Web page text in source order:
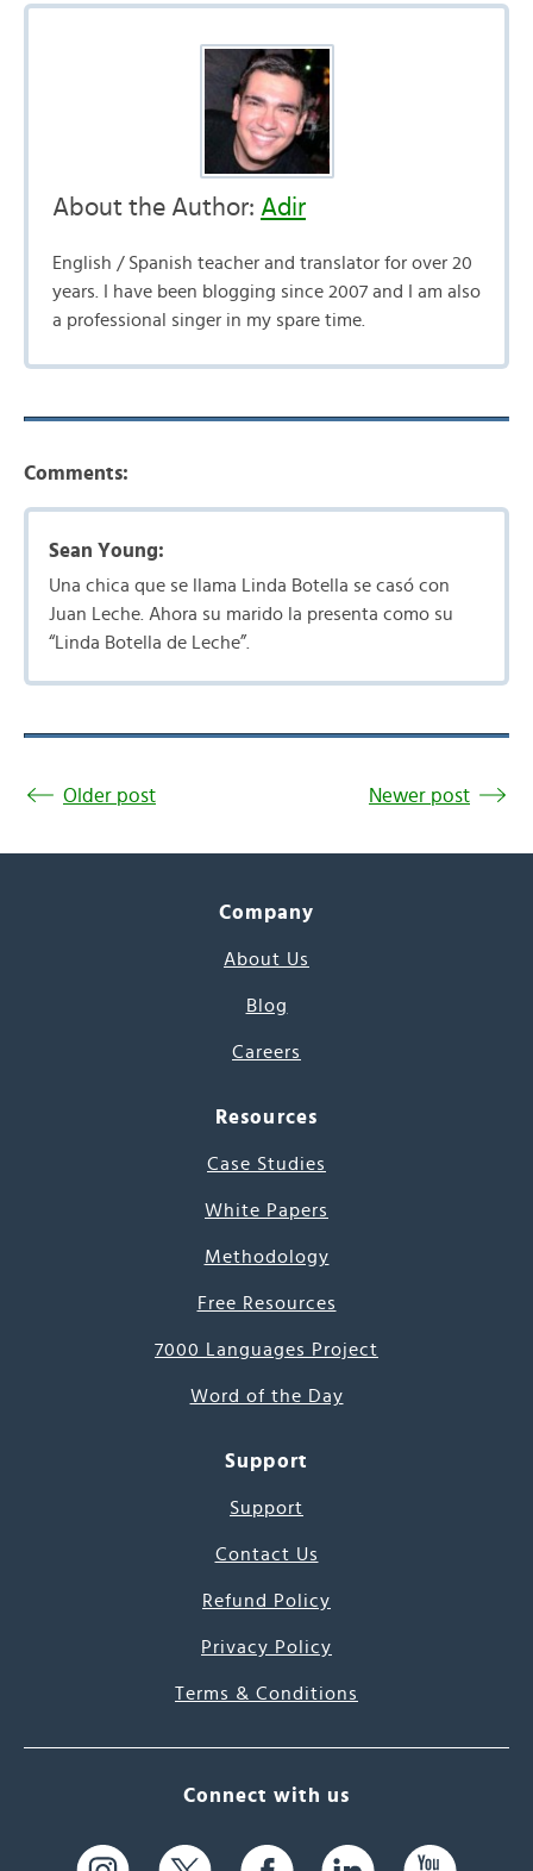
About the Author: Adir
English / Spanish teacher and translator for over 20
years. I have been blogging since 2007 and I am also
a professional singer in my spare time.
Comments:
Sean Young:
Una chica que se llama Linda Botella se casó con
Juan Leche. Ahora su marido la presenta como su
“Linda Botella de Leche”.
Older post Newer post
Company
About Us
Blog
Careers
Resources
Case Studies
White Papers
Methodology
Free Resources
7000 Languages Project
Word of the Day
Support
Support
Contact Us
Refund Policy
Privacy Policy
Terms & Conditions
Connect with us